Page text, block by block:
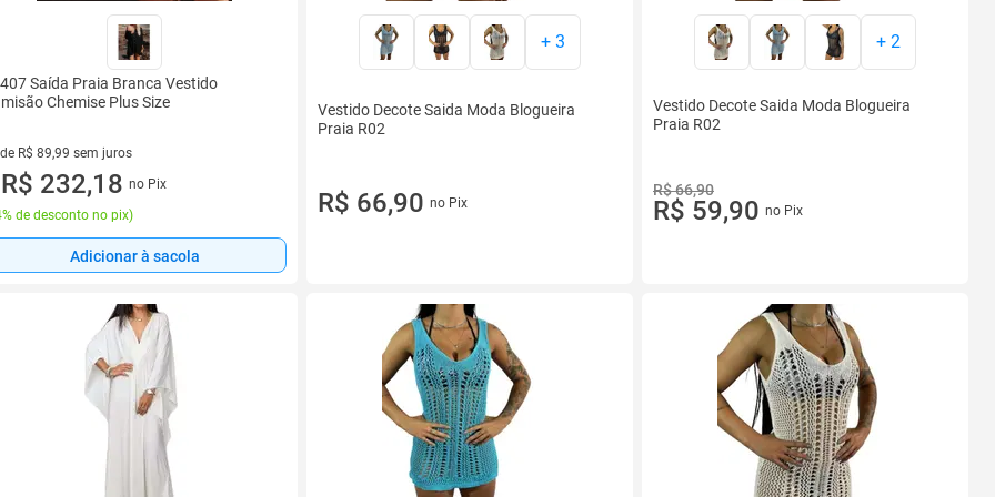
Saída Praia Branca Vestido
Chemise Plus Size
R$ 89,99 sem juros
de R$ 89,99 sem juros
R$ 232,18 no Pix
de desconto no pix)
Adicionar à sacola
+ 3
Vestido Decote Saida Moda Blogueira
Praia R02
R$ 66,90 no Pix
+ 2
Vestido Decote Saida Moda Blogueira
Praia R02
R$ 66,90
R$ 59,90 no Pix